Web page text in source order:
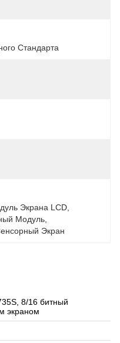
Стандарта
Экрана LCD
Модуль
Экран
8/16 битный
экраном